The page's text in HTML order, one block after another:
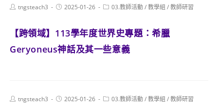
Posttngsteach3
Post2025-01-26
Post03.教師活動/教學組 /教師研習
【跨領域】113學年度世界史專題：希臘
Geryoneus神話及其一些意義
Posttngsteach3
Post2025-01-26
Post03.教師活動/教學組 /教師研習